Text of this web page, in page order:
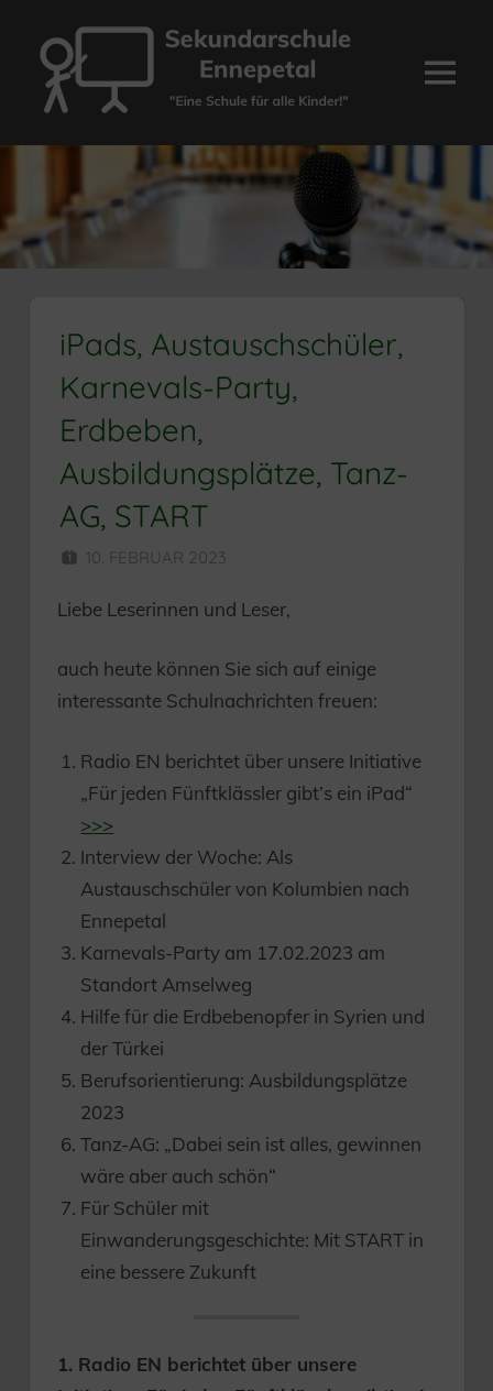
Inhalt
springen
Sekundarschule
Ennepetal
Menü
iPads, Austauschschüler,
Karnevals-Party,
Erdbeben,
Ausbildungsplätze, Tanz-
AG, START
10. FEBRUAR 2023
Liebe Leserinnen und Leser,
auch heute können Sie sich auf einige
interessante Schulnachrichten freuen:
Radio EN berichtet über unsere Initiative
„Für jeden Fünftklässler gibt’s ein iPad“
>>>
Interview der Woche: Als
Austauschschüler von Kolumbien nach
Ennepetal
Karnevals-Party am 17.02.2023 am
Standort Amselweg
Hilfe für die Erdbebenopfer in Syrien und
der Türkei
Berufsorientierung: Ausbildungsplätze
2023
Tanz-AG: „Dabei sein ist alles, gewinnen
wäre aber auch schön“
Für Schüler mit
Einwanderungsgeschichte: Mit START in
eine bessere Zukunft
1. Radio EN berichtet über unsere